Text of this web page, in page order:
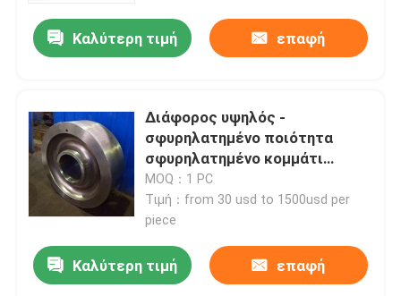
Σπίτι
Καλύτερη τιμή επαφή
Διάφορος υψηλός -
σφυρηλατημένο ποιότητα
σφυρηλατημένο κομμάτι
εργαλείων κεντρισμάτων
χάλυβα Aisi4140 42crmo4
SCM440
MOQ：1 PC
Τιμή：from 30 usd to 1500usd per
piece
Καλύτερη τιμή επαφή